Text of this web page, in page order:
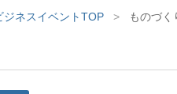
ジネスイベントTOP >
ものづ